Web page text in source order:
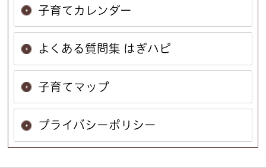
子育てカレンダー
よくある質問集 はぎハピ
子育てマップ
プライバシーポリシー